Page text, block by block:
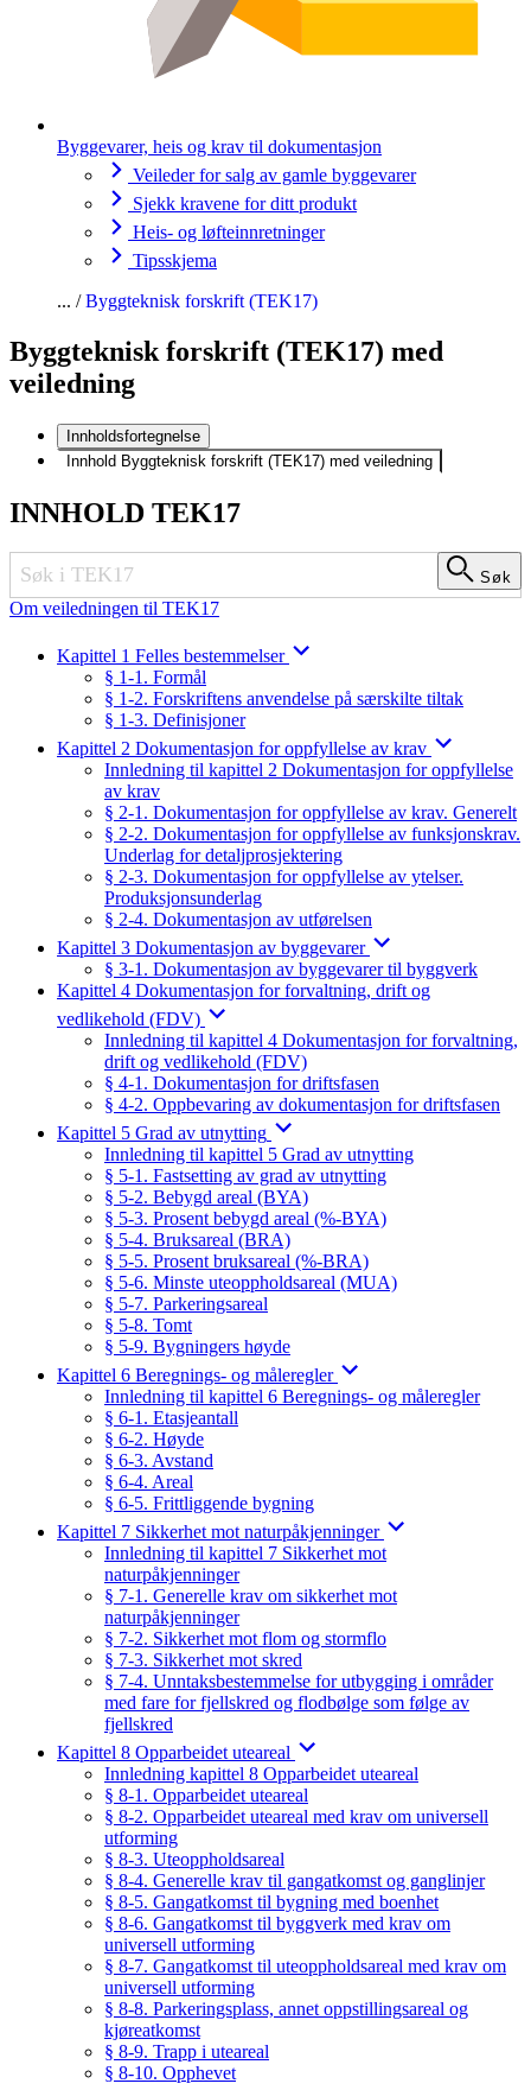
Byggevarer, heis og krav til dokumentasjon
Veileder for salg av gamle byggevarer
Sjekk kravene for ditt produkt
Heis- og løfteinnretninger
Tipsskjema
Byggteknisk forskrift (TEK17)
Byggteknisk forskrift (TEK17) med
veiledning
Innholdsfortegnelse
Innhold Byggteknisk forskrift (TEK17) med veiledning
INNHOLD TEK17
Søk
Om veiledningen til TEK17
Kapittel 1 Felles bestemmelser
§ 1-1. Formål
§ 1-2. Forskriftens anvendelse på særskilte tiltak
§ 1-3. Definisjoner
Kapittel 2 Dokumentasjon for oppfyllelse av krav
Innledning til kapittel 2 Dokumentasjon for oppfyllelse
av krav
§ 2-1. Dokumentasjon for oppfyllelse av krav. Generelt
§ 2-2. Dokumentasjon for oppfyllelse av funksjonskrav.
Underlag for detaljprosjektering
§ 2-3. Dokumentasjon for oppfyllelse av ytelser.
Produksjonsunderlag
§ 2-4. Dokumentasjon av utførelsen
Kapittel 3 Dokumentasjon av byggevarer
§ 3-1. Dokumentasjon av byggevarer til byggverk
Kapittel 4 Dokumentasjon for forvaltning, drift og
vedlikehold (FDV)
Innledning til kapittel 4 Dokumentasjon for forvaltning,
drift og vedlikehold (FDV)
§ 4-1. Dokumentasjon for driftsfasen
§ 4-2. Oppbevaring av dokumentasjon for driftsfasen
Kapittel 5 Grad av utnytting
Innledning til kapittel 5 Grad av utnytting
§ 5-1. Fastsetting av grad av utnytting
§ 5-2. Bebygd areal (BYA)
§ 5-3. Prosent bebygd areal (%-BYA)
§ 5-4. Bruksareal (BRA)
§ 5-5. Prosent bruksareal (%-BRA)
§ 5-6. Minste uteoppholdsareal (MUA)
§ 5-7. Parkeringsareal
§ 5-8. Tomt
§ 5-9. Bygningers høyde
Kapittel 6 Beregnings- og måleregler
Innledning til kapittel 6 Beregnings- og måleregler
§ 6-1. Etasjeantall
§ 6-2. Høyde
§ 6-3. Avstand
§ 6-4. Areal
§ 6-5. Frittliggende bygning
Kapittel 7 Sikkerhet mot naturpåkjenninger
Innledning til kapittel 7 Sikkerhet mot
naturpåkjenninger
§ 7-1. Generelle krav om sikkerhet mot
naturpåkjenninger
§ 7-2. Sikkerhet mot flom og stormflo
§ 7-3. Sikkerhet mot skred
§ 7-4. Unntaksbestemmelse for utbygging i områder
med fare for fjellskred og flodbølge som følge av
fjellskred
Kapittel 8 Opparbeidet uteareal
Innledning kapittel 8 Opparbeidet uteareal
§ 8-1. Opparbeidet uteareal
§ 8-2. Opparbeidet uteareal med krav om universell
utforming
§ 8-3. Uteoppholdsareal
§ 8-4. Generelle krav til gangatkomst og ganglinjer
§ 8-5. Gangatkomst til bygning med boenhet
§ 8-6. Gangatkomst til byggverk med krav om
universell utforming
§ 8-7. Gangatkomst til uteoppholdsareal med krav om
universell utforming
§ 8-8. Parkeringsplass, annet oppstillingsareal og
kjøreatkomst
§ 8-9. Trapp i uteareal
§ 8-10. Opphevet